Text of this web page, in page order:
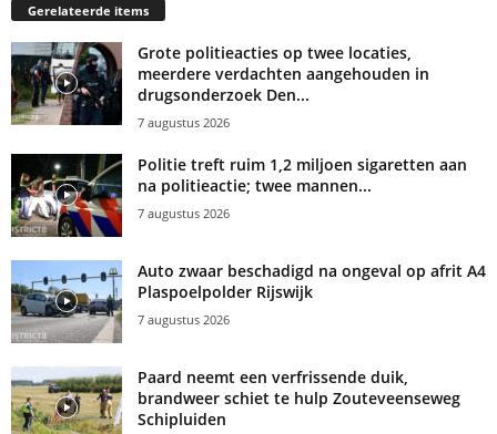
Gerelateerde items
Grote politieacties op twee locaties,
meerdere verdachten aangehouden in
drugsonderzoek Den...
7 augustus 2026
Politie treft ruim 1,2 miljoen sigaretten aan
na politieactie; twee mannen...
7 augustus 2026
Auto zwaar beschadigd na ongeval op afrit A4
Plaspoelpolder Rijswijk
7 augustus 2026
Paard neemt een verfrissende duik,
brandweer schiet te hulp Zouteveenseweg
Schipluiden